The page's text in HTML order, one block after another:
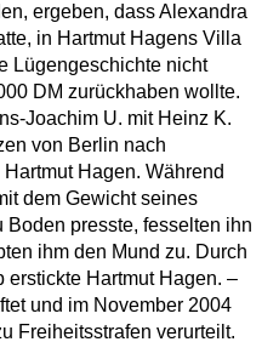
ergeben, dass Alexandra
in Hartmut Hagens Villa
Lügengeschichte nicht
DM zurückhaben wollte.
Joachim U. mit Heinz K.
von Berlin nach
Hagen. Während
dem Gewicht seines
Boden presste, fesselten ihn
ihm den Mund zu. Durch
erstickte Hartmut Hagen. –
und im November 2004
Freiheitsstrafen verurteilt.